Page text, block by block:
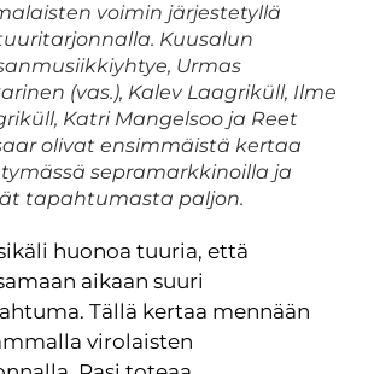
voimin järjestetyllä
Kuusalun
Urmas
(vas.), Kalev Laagriküll, Ilme
Katri Mangelsoo ja Reet
olivat ensimmäistä kertaa
sepramarkkinoilla ja
tapahtumasta paljon.
huonoa tuuria, että
aikaan suuri
Tällä kertaa mennään
virolaisten